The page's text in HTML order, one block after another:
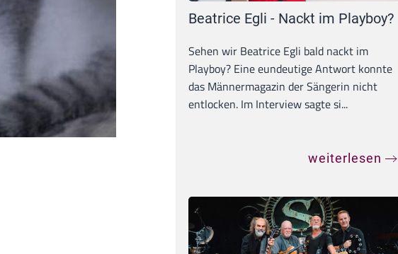
Beatrice Egli - Nackt im Playboy?
Sehen wir Beatrice Egli bald nackt im
Playboy? Eine eundeutige Antwort konnte
das Männermagazin der Sängerin nicht
entlocken. Im Interview sagte si...
weiterlesen